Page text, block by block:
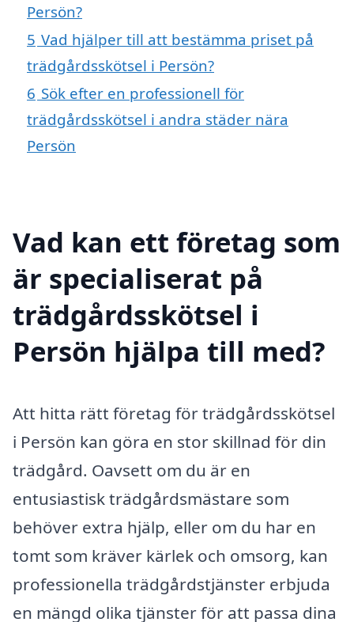
Persön?
5 Vad hjälper till att bestämma priset på
trädgårdsskötsel i Persön?
6 Sök efter en professionell för
trädgårdsskötsel i andra städer nära
Persön
Vad kan ett företag som
är specialiserat på
trädgårdsskötsel i
Persön hjälpa till med?
Att hitta rätt företag för trädgårdsskötsel
i Persön kan göra en stor skillnad för din
trädgård. Oavsett om du är en
entusiastisk trädgårdsmästare som
behöver extra hjälp, eller om du har en
tomt som kräver kärlek och omsorg, kan
professionella trädgårdstjänster erbjuda
en mängd olika tjänster för att passa dina